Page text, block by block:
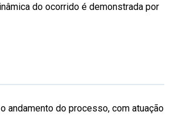
do ocorrido é demonstrada por
andamento do processo, com atuação